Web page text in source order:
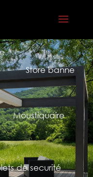
Store banne
Moustiquaire
de securité